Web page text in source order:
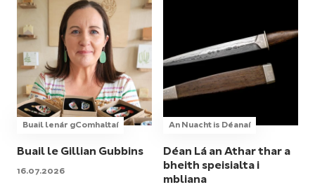
Buail lenár gComhaltaí
Buail le Gillian Gubbins
16.07.2026
An Nuacht is Déanaí
Déan Lá an Athar thar a
bheith speisialta i
mbliana